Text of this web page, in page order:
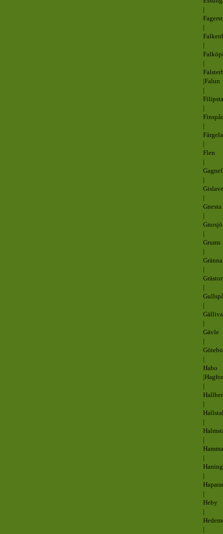
|
|
|
|
|Falun
|
|
|
|
Flen
|
Gagnef
|
|
Gnesta
|
Gnosjö
|
Grums
|
Gränna
|
|
|
|
Gävle
|
|
Habo
|
|
|
|
|
|
|
Heby
|
|